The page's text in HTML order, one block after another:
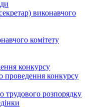
виконавчого
комітету
конкурсу
конкурсу
трудового розпорядку